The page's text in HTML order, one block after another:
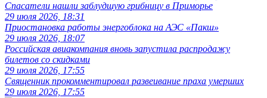
Спасатели нашли заблудшую грибницу в Приморье
29 июля 2026, 18:31
Приостановка работы энергоблока на АЭС «Пакш»
29 июля 2026, 18:07
Российская авиакомпания вновь запустила распродажу
билетов со скидками
29 июля 2026, 17:55
Священник прокомментировал развеивание праха умерших
29 июля 2026, 17:55